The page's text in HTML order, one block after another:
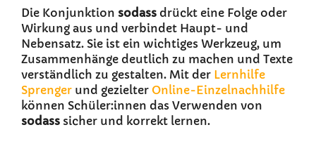
Die Konjunktion sodass drückt eine Folge oder
Wirkung aus und verbindet Haupt- und
Nebensatz. Sie ist ein wichtiges Werkzeug, um
Zusammenhänge deutlich zu machen und Texte
verständlich zu gestalten. Mit der Lernhilfe
Sprenger und gezielter Online-Einzelnachhilfe
können Schüler:innen das Verwenden von
sodass sicher und korrekt lernen.